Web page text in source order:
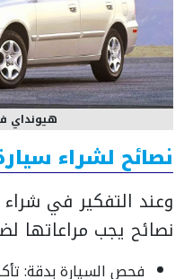
هيونداي
نصائح لشراء
وعند التفكير في
نصائح يجب مراعاتها
فحص السيارة بدقة: